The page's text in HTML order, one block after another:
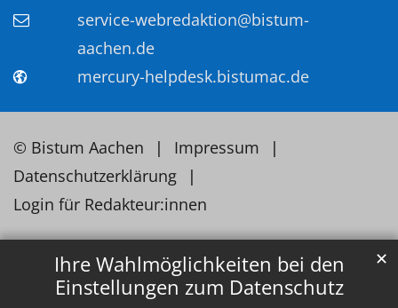
Ihre Wahlmöglichkeiten bei den
Einstellungen zum Datenschutz
✕
service-webredaktion@bistum-
aachen.de
mercury-helpdesk.bistumac.de
© Bistum Aachen
Impressum
Datenschutzerklärung
Login für Redakteur:innen